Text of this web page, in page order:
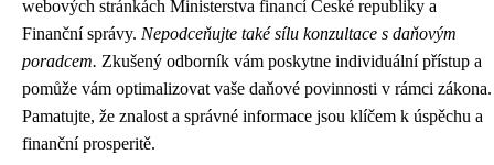
webových stránkách Ministerstva financí České republiky a
Finanční správy. Nepodceňujte také sílu konzultace s daňovým
poradcem. Zkušený odborník vám poskytne individuální přístup a
pomůže vám optimalizovat vaše daňové povinnosti v rámci zákona.
Pamatujte, že znalost a správné informace jsou klíčem k úspěchu a
finanční prosperitě.